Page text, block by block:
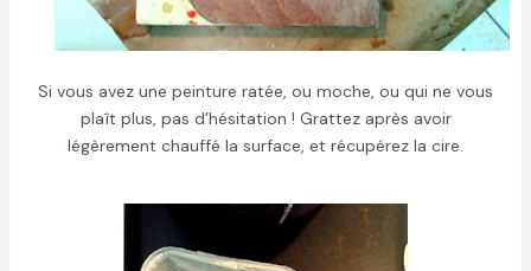
Si vous avez une peinture ratée, ou moche, ou qui ne vous
plaît plus, pas d’hésitation ! Grattez après avoir
légèrement chauffé la surface, et récupérez la cire.